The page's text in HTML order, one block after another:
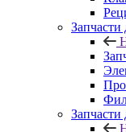
Запчасти